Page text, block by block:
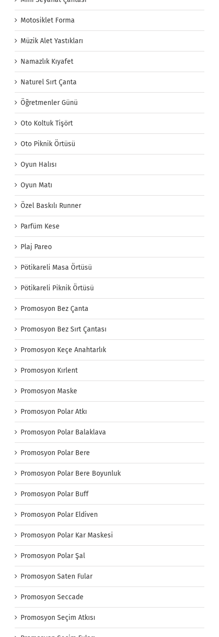
Motosiklet Forma
Müzik Alet Yastıkları
Namazlık Kıyafet
Naturel Sırt Çanta
Öğretmenler Günü
Oto Koltuk Tişört
Oto Piknik Örtüsü
Oyun Halısı
Oyun Matı
Özel Baskılı Runner
Parfüm Kese
Plaj Pareo
Pötikareli Masa Örtüsü
Pötikareli Piknik Örtüsü
Promosyon Bez Çanta
Promosyon Bez Sırt Çantası
Promosyon Keçe Anahtarlık
Promosyon Kırlent
Promosyon Maske
Promosyon Polar Atkı
Promosyon Polar Balaklava
Promosyon Polar Bere
Promosyon Polar Bere Boyunluk
Promosyon Polar Buff
Promosyon Polar Eldiven
Promosyon Polar Kar Maskesi
Promosyon Polar Şal
Promosyon Saten Fular
Promosyon Seccade
Promosyon Seçim Atkısı